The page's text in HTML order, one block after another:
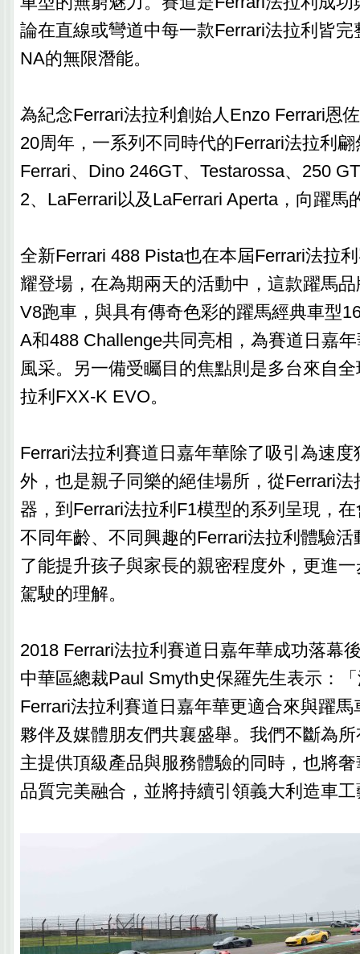
論在直線或彎道中每一款Ferrari法拉利皆
NA的無限潛能。
為紀念Ferrari法拉利創始人Enzo Ferrari恩
20周年，一系列不同時代的Ferrari法拉利
Ferrari、Dino 246GT、Testarossa、250
2、LaFerrari以及LaFerrari Aperta，向躍馬
全新Ferrari 488 Pista也在本屆Ferrari法拉
耀登場，在為期兩天的活動中，這款躍馬
V8跑車，與具有傳奇色彩的躍馬經典車型
A和488 Challenge共同亮相，為賽道日嘉
風采。另一備受矚目的焦點則是多台來自
拉利FXX-K EVO。
Ferrari法拉利賽道日嘉年華除了吸引為速
外，也是親子同樂的絕佳場所，從Ferrari
器，到Ferrari法拉利F1模型的系列呈現，
不同年齡、不同興趣的Ferrari法拉利體驗
了能提升孩子與家長的親密程度外，更進
駕駛的理解。
2018 Ferrari法拉利賽道日嘉年華成功落幕
中華區總裁Paul Smyth史保羅先生表示：
Ferrari法拉利賽道日嘉年華更適合來與躍
夥伴及媒體朋友們共襄盛舉。我們不斷為
主提供頂級產品與服務體驗的同時，也將
品質完美融合，並將持續引領義大利造車